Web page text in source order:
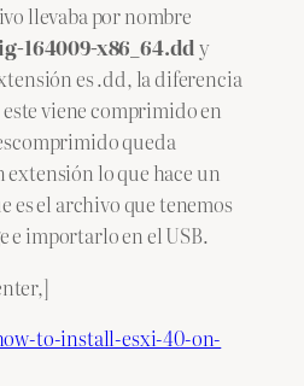
llevaba por nombre
164009-x86_64.ddy
es .dd, la diferencia
este viene comprimido en
queda
lo que hace un
es el archivo que tenemos
e importarlo en el USB.
to-install-esxi-40-on-